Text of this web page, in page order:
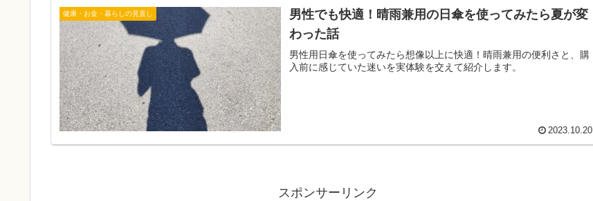
健康・お金・暮らしの見直し
男性でも快適！晴雨兼用の日傘を使ってみたら夏が変
わった話
男性用日傘を使ってみたら想像以上に快適！晴雨兼用の便利さと、購
入前に感じていた迷いを実体験を交えて紹介します。
2023.10.20
スポンサーリンク